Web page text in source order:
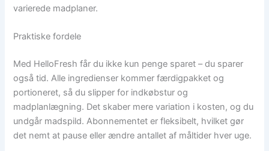
varierede madplaner.
Praktiske fordele
Med HelloFresh får du ikke kun penge sparet – du sparer
også tid. Alle ingredienser kommer færdigpakket og
portioneret, så du slipper for indkøbstur og
madplanlægning. Det skaber mere variation i kosten, og du
undgår madspild. Abonnementet er fleksibelt, hvilket gør
det nemt at pause eller ændre antallet af måltider hver uge.